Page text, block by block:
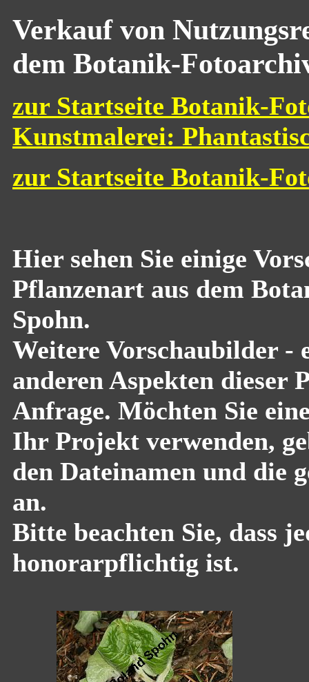
Verkauf von
dem Botanik-
zur Startseite Botanik-
Kunstmalerei:
zur Startseite Botanik-
Hier sehen Sie einige
Pflanzenart aus dem
Spohn.
Weitere Vorschaubilder -
anderen Aspekten dieser
Anfrage. Möchten Sie
Ihr Projekt verwenden,
den Dateinamen und die
an.
Bitte beachten Sie, dass
honorarpflichtig ist.